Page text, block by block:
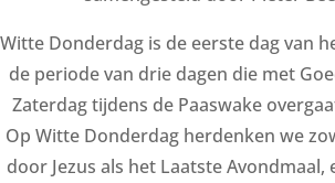
Witte Donderdag is de eerste dag van
de periode van drie dagen die met
Zaterdag tijdens de Paaswake
Op Witte Donderdag herdenken we
door Jezus als het Laatste Avondmaal,